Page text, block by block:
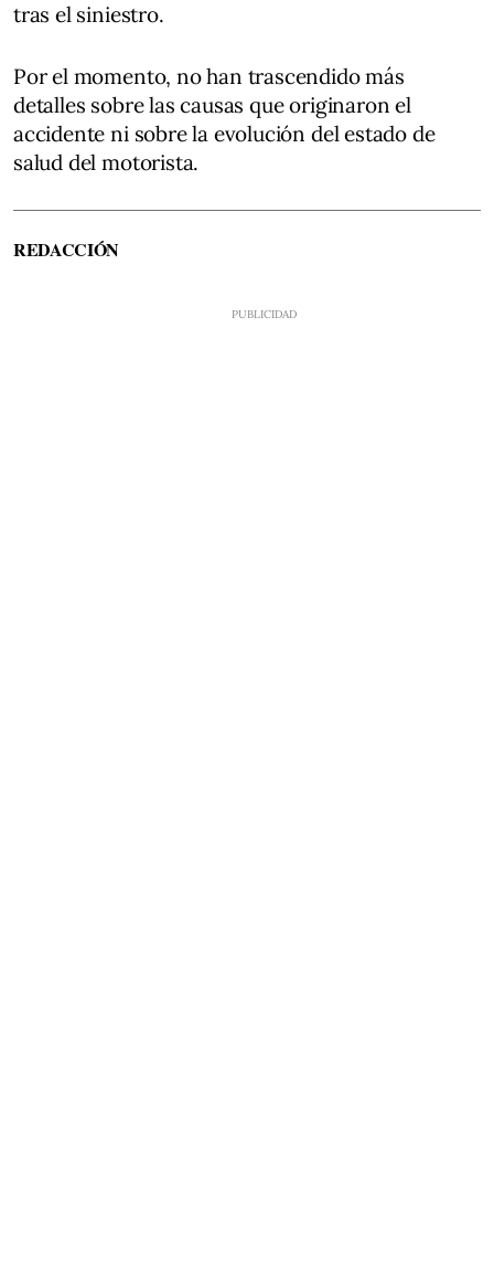
tras el siniestro.
Por el momento, no han trascendido más
detalles sobre las causas que originaron el
accidente ni sobre la evolución del estado de
salud del motorista.
REDACCIÓN